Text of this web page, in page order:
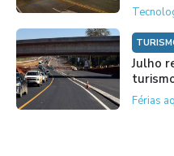
Julho
Férias